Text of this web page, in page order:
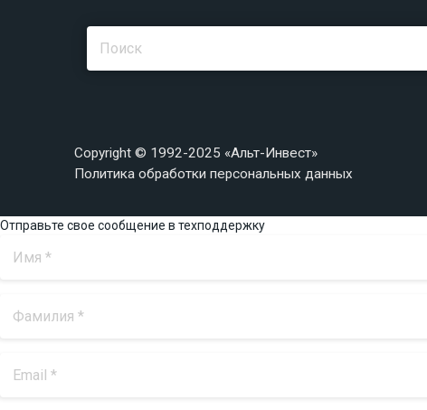
Copyright © 1992-2025 «Альт-Инвест»
Политика обработки персональных данных
Отправьте свое сообщение в техподдержку